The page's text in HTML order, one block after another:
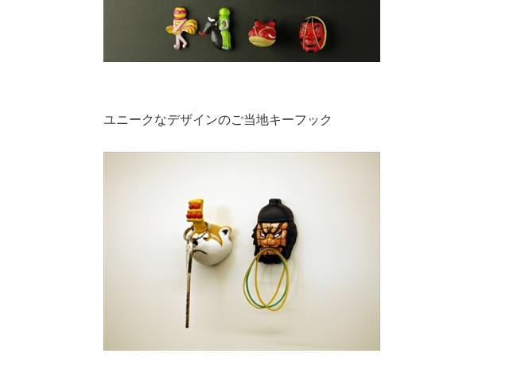
ユニークなデザインのご当地キーフック